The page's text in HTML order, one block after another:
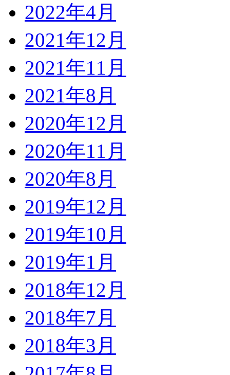
2022年4月
2021年12月
2021年11月
2021年8月
2020年12月
2020年11月
2020年8月
2019年12月
2019年10月
2019年1月
2018年12月
2018年7月
2018年3月